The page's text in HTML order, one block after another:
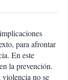
para afrontar
En este
la prevención.
violencia no se